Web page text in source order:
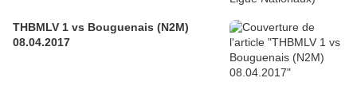
THBMLV 1 vs Bouguenais (N2M)
08.04.2017